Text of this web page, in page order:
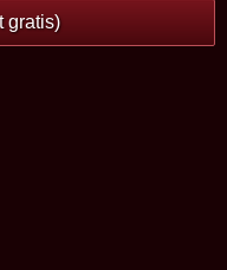
gratis)